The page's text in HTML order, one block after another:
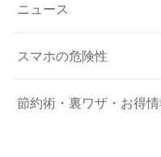
ニュース
スマホの危険性
節約術・裏ワザ・お得情